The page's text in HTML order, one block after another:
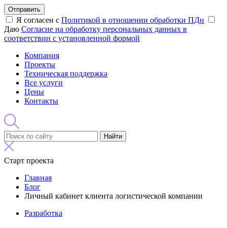
Отправить
Я согласен с Политикой в отношении обработки ПДн
Даю Согласие на обработку персональных данных в
соответствии с установленной формой
Компания
Проекты
Техническая поддержка
Все услуги
Цены
Контакты
Найти
Старт проекта
Главная
Блог
Личный кабинет клиента логистической компании
Разработка